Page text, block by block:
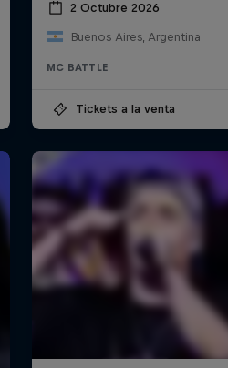
2 Octubre 2026
Buenos Aires, Argentina
MC BATTLE
Tickets a la venta